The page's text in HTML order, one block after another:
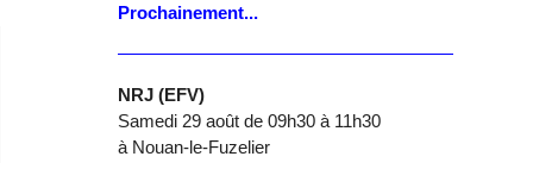
Prochainement...
NRJ (EFV)
Samedi 29 août de 09h30 à 11h30
à Nouan-le-Fuzelier